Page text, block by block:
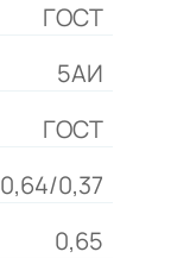
ГОСТ
5АИ
ГОСТ
0,64/0,37
0,65